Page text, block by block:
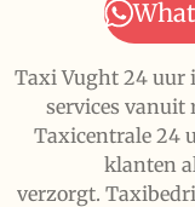
Taxi Vught 24 uur
services vanuit
Taxicentrale 24
klanten
verzorgt.